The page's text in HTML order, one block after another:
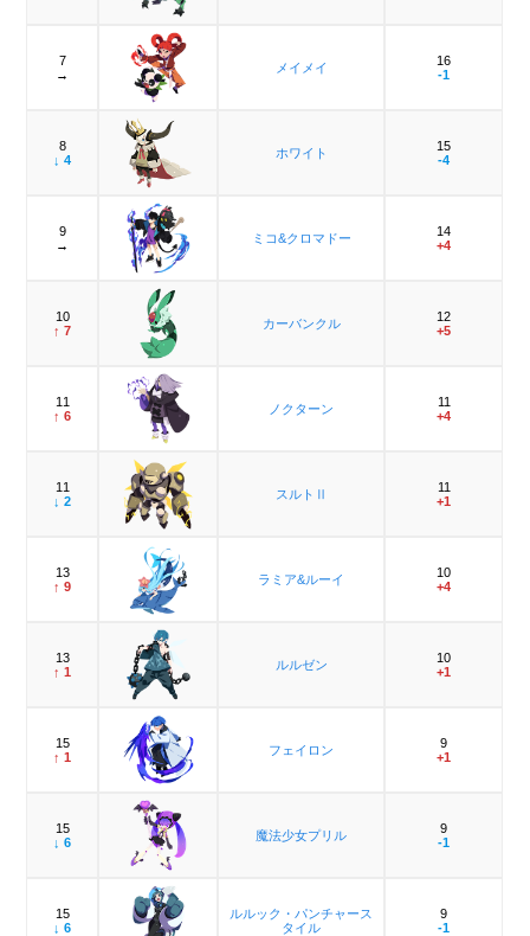
7
→
メイメイ
16
-1
8
↓ 4
ホワイト
15
-4
9
→
ミコ&クロマドー
14
+4
10
↑ 7
カーバンクル
12
+5
11
↑ 6
ノクターン
11
+4
11
↓ 2
スルトⅡ
11
+1
13
↑ 9
ラミア&ルーイ
10
+4
13
↑ 1
ルルゼン
10
+1
15
↑ 1
フェイロン
9
+1
15
↓ 6
魔法少女プリル
9
-1
15
↓ 6
ルルック・パンチャース
タイル
9
-1